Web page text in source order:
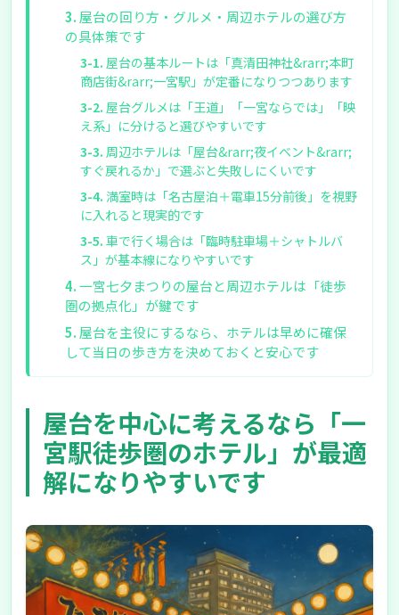
屋台の回り方・グルメ・周辺ホテルの選び方
の具体策です
屋台の基本ルートは「真清田神社&rarr;本町
商店街&rarr;一宮駅」が定番になりつつあります
屋台グルメは「王道」「一宮ならでは」「映
え系」に分けると選びやすいです
周辺ホテルは「屋台&rarr;夜イベント&rarr;
すぐ戻れるか」で選ぶと失敗しにくいです
満室時は「名古屋泊＋電車15分前後」を視野
に入れると現実的です
車で行く場合は「臨時駐車場＋シャトルバ
ス」が基本線になりやすいです
一宮七夕まつりの屋台と周辺ホテルは「徒歩
圏の拠点化」が鍵です
屋台を主役にするなら、ホテルは早めに確保
して当日の歩き方を決めておくと安心です
屋台を中心に考えるなら「一
宮駅徒歩圏のホテル」が最適
解になりやすいです